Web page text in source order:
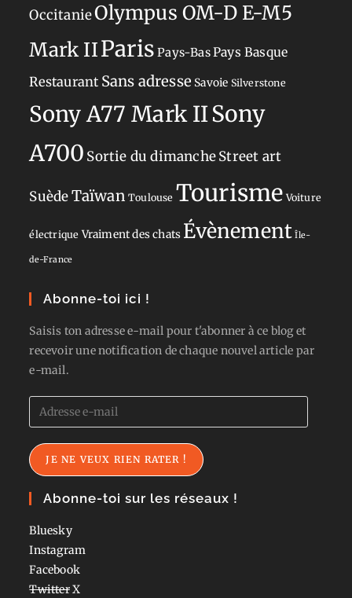
OccitanieOlympus OM-D E-M5
Mark IIParis Pays-BasPays Basque
Restaurant Sans adresse Savoie Silverstone
Sony A77 Mark IISony
A700 Sortie du dimancheStreet art
SuèdeTaïwan Toulouse Tourisme Voiture
électrique Vraiment des chats Évènement Île-
de-France
Abonne-toi ici !
Saisis ton adresse e-mail pour t'abonner à ce blog et
recevoir une notification de chaque nouvel article par
e-mail.
Adresse
e-
mail
JE NE VEUX RIEN RATER !
Abonne-toi sur les réseaux !
Bluesky
Instagram
Facebook
TwitterX